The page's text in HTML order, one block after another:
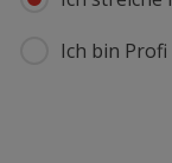
Ich bin